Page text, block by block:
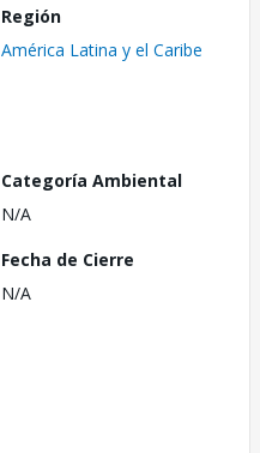
Región
América Latina y el Caribe
Categoría Ambiental
N/A
Fecha de Cierre
N/A